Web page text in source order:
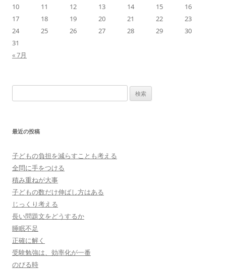
10
11 12 13 14 15
16
17
18 19 20 21 22
23
24
25 26 27 28 29
30
31
« 7月
索:
最近の投稿
子どもの負担を減らすことも考える
全問に手をつける
積み重ねが大事
子どもの数だけ伸ばし方はある
じっくり考える
長い問題文をどうするか
睡眠不足
正確に解く
受験勉強は、効率化が一番
のびる時